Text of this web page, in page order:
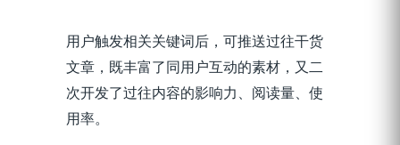
用户触发相关关键词后，可推送过往干货
文章，既丰富了同用户互动的素材，又二
次开发了过往内容的影响力、阅读量、使
用率。